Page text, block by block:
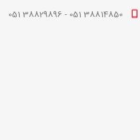
38814850 051 - 38829896 051